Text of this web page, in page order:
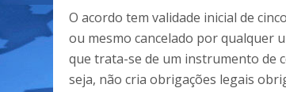
O acordo tem validade inicial de
ou mesmo cancelado por qualquer
que trata-se de um instrumento de
seja, não cria obrigações legais